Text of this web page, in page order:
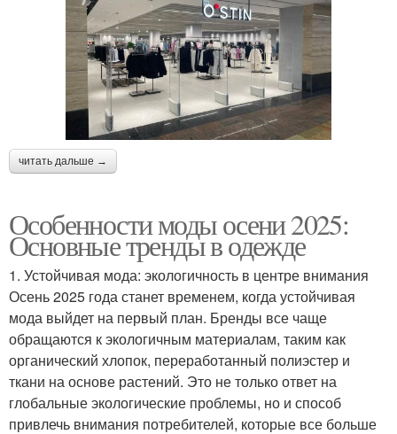
читать дальше →
Особенности моды осени 2025:
Основные тренды в одежде
1. Устойчивая мода: экологичность в центре внимания
Осень 2025 года станет временем, когда устойчивая
мода выйдет на первый план. Бренды все чаще
обращаются к экологичным материалам, таким как
органический хлопок, переработанный полиэстер и
ткани на основе растений. Это не только ответ на
глобальные экологические проблемы, но и способ
привлечь внимания потребителей, которые все больше